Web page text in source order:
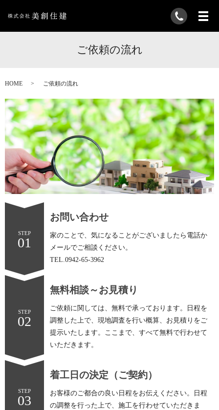
ご依頼の流れ
HOME ご依頼の流れ
STEP
01
お問い合わせ
家のことで、気になることがございましたら電話か
メールでご相談ください。
TEL.0942-65-3962
STEP
02
無料相談～お見積り
ご依頼に関しては、無料で承っております。日程を
調整した上で、現地調査を行い概算、お見積りをご
提示いたします。ここまで、すべて無料で行わせて
いただきます。
STEP
03
着工日の決定（ご契約）
お客様のご都合の良い日程をお伝えください。日程
の調整を行った上で、施工を行わせていただきま